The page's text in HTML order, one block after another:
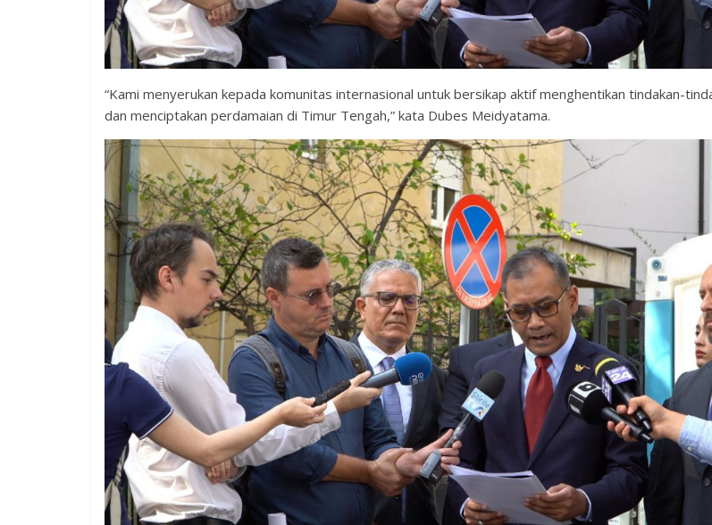
“Kami menyerukan kepada komunitas internasional untuk bersikap aktif menghentikan tindakan-
dan menciptakan perdamaian di Timur Tengah,” kata Dubes Meidyatama.